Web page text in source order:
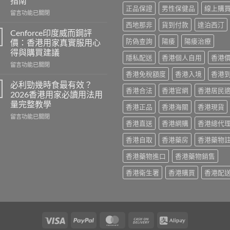
作
用
哪
些？
Cialis
常
見
作
用
完
整
說
在
悍
馬
糖
效
果
相：
香
港
用
家
中
留言功能已關閉
Cenforce印度威而鋼評
價：香港用家真實服用心
得與購買建議
在
印
度
威
而
鋼
用
留言功能已關閉
必利勁幾時食最有效？
2026香港用家必讀用法用
量完整教學
在
2026
留言功能已關閉
正品保證
男性保健品
線上購
西地那非
貨到付款
達泊西汀
防偽查詢
陽痿
陽痿治療
隱私配送
香港個人自用
香港
香港免稅額度
香港入境
香港
香港合法
香港官網
香港居民
香港正品
香港海關
香港現貨
香港直送
香港網購
香港總代
香港自取
香港藥房
香港藥物
香港藥物進口
香港藥物銷售
香港衛生署
香港購買 香港配
Visa PayPal MasterCardCash
Alipay